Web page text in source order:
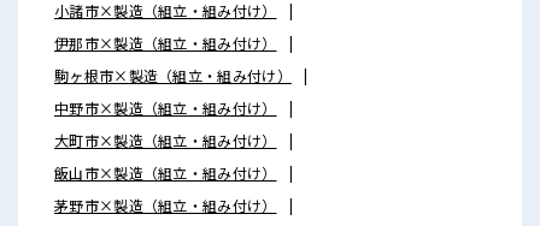
小諸市×製造（組立・組み付け）
伊那市×製造（組立・組み付け）
駒ヶ根市×製造（組立・組み付け）
中野市×製造（組立・組み付け）
大町市×製造（組立・組み付け）
飯山市×製造（組立・組み付け）
茅野市×製造（組立・組み付け）